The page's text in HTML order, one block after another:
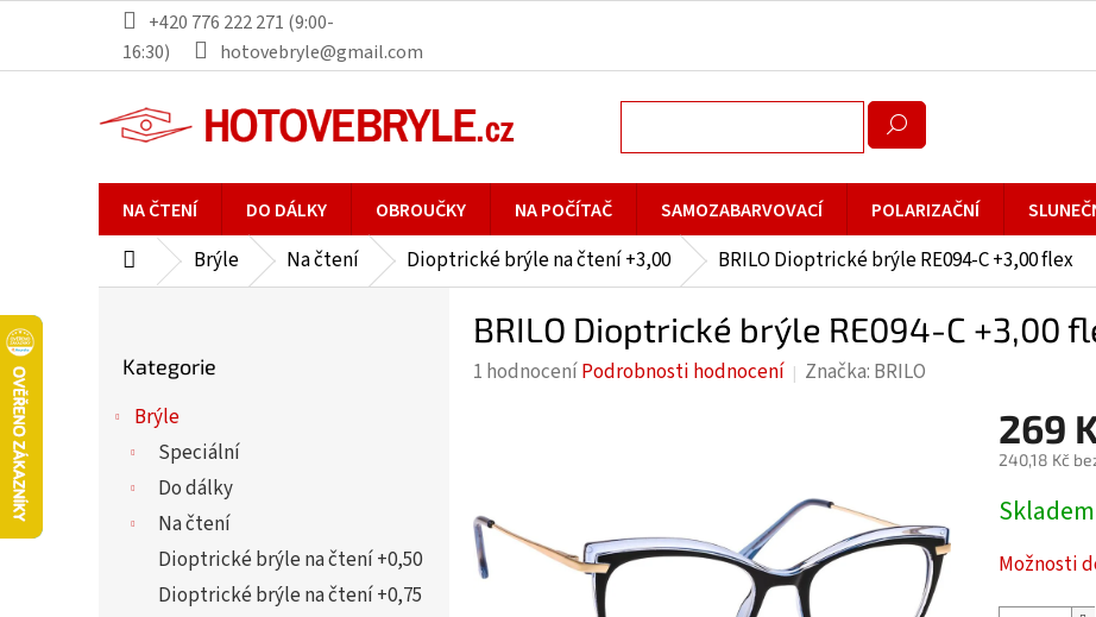
obsah
+420 776 222 271 (9:00-
16:30)
hotovebryle@gmail.com
NA ČTENÍ DO DÁLKY OBROUČKY NA POČÍTAČ SAMOZABARVOVACÍ POLARIZAČNÍ
DomůBrýle Na čtení Dioptrické brýle na čtení +3,00 BRILO Dioptrické brýle RE094-C +3,00 flex
kategorie
Kategorie
Brýle
Speciální
Do dálky
Na čtení
Dioptrické brýle na čtení +0,50
Dioptrické brýle na čtení +0,75
BRILO Dioptrické brýle RE094-C +3,00
Průměrné
5
hvězdiček.
1 hodnoceníPodrobnosti hodnocení Značka: BRILO
269
240,18 Kč
Měrná
cena:
Skladem
Možnosti